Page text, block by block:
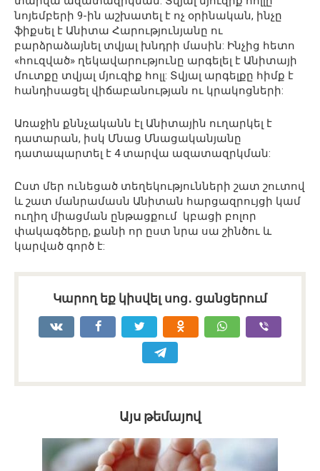
նոյեմբերի 9-ին աշխատել է ոչ օրինական, ինչը
ֆիքսել է Անիտա Հարությունյանը ու
բարձրաձայնել տվյալ խնդրի մասին: Ինչից հետո
«հուզված» ղեկավարությունը արգելել է Անիտայի
մուտքը տվյալ մյուզիք հոլլ: Տվյալ արգելքը հիմք է
հանդիսացել վիճաբանության ու կրակոցների:
Առաջին քննչականն էլ Անիտային ուղարկել է
դատարան, իսկ Մնաց Մնացականյանը
դատապարտել է 4 տարվա ազատազրկման:
Ըստ մեր ունեցած տեղեկությունների շատ շուտով
և շատ մանրամասն Անիտան հարցազրույցի կամ
ուղիղ միացման ընթացքում կբացի բոլոր
փակագծերը, քանի որ ըստ նրա սա շինծու և
կարված գործ է:
Կարող եք կիսվել սոց․ ցանցերում
Այս թեմայով